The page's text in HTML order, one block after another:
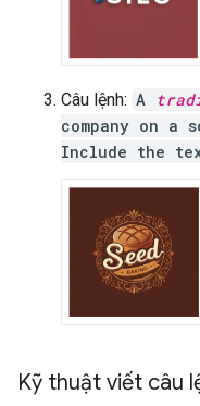
Câu lệnh: A
company on a
Include the
Kỹ thuật viết câu